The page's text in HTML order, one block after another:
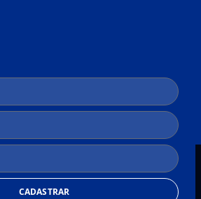
CADASTRAR